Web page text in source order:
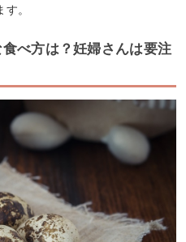
。
べ方は？妊婦さんは要注